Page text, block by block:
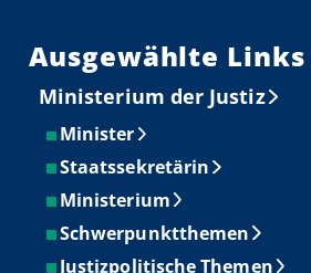
Ausgewählte
Ministerium der Justiz
Minister
Staatssekretärin
Ministerium
Schwerpunktthemen
Justizpolitische Themen